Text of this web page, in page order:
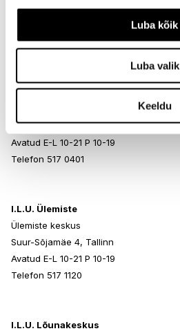
Luba kõik
Luba valik
Keeldu
Endla 45, Tallinn
Telefon 517 1040
I.L.U. Rocca al Mare
Rocca al Mare Kaubanduskeskus
Paldiski mnt 102, Tallinn
Avatud E-L 10-21 P 10-19
Telefon 517 0401
I.L.U. Ülemiste
Ülemiste keskus
Suur-Sõjamäe 4, Tallinn
Avatud E-L 10-21 P 10-19
Telefon 517 1120
I.L.U. Lõunakeskus